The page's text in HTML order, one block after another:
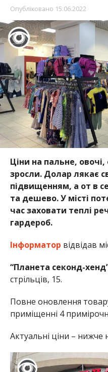
Опубліковано 15.06.2022
Ціни на пальне,
зросли. Долар лякає
підвищенням, а от в
та дешево. У місті
час заховати теплі
гардероб.
Інформатор відвідав
“Планета секонд-
стрільців, 15.
Повне оновлення
приміщенні 4
Актуальні ціни – нижче